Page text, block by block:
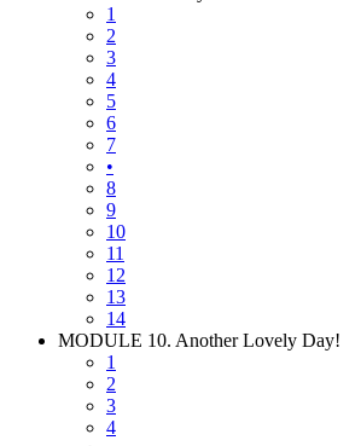
1
2
3
4
5
6
7
•
8
9
10
11
12
13
14
MODULE 10. Another Lovely Day!
1
2
3
4